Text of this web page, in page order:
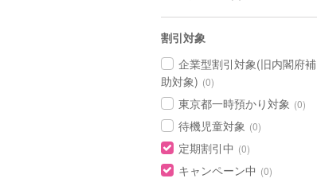
割引対象
企業型割引対象(旧内閣府補
助対象) (0)
東京都一時預かり対象 (0)
待機児童対象 (0)
定期割引中 (0)
キャンペーン中 (0)